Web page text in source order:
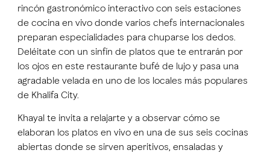
rincón gastronómico interactivo con seis estaciones
de cocina en vivo donde varios chefs internacionales
preparan especialidades para chuparse los dedos.
Deléitate con un sinfín de platos que te entrarán por
los ojos en este restaurante bufé de lujo y pasa una
agradable velada en uno de los locales más populares
de Khalifa City.
Khayal te invita a relajarte y a observar cómo se
elaboran los platos en vivo en una de sus seis cocinas
abiertas donde se sirven aperitivos, ensaladas y